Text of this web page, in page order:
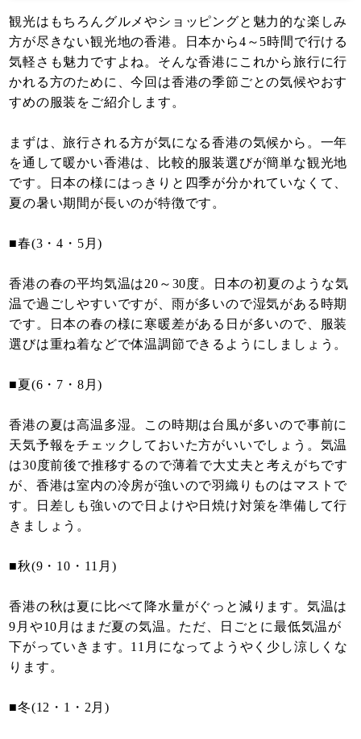
観光はもちろんグルメやショッピングと魅力的な楽しみ
方が尽きない観光地の香港。日本から4～5時間で行ける
気軽さも魅力ですよね。そんな香港にこれから旅行に行
かれる方のために、今回は香港の季節ごとの気候やおす
すめの服装をご紹介します。
まずは、旅行される方が気になる香港の気候から。一年
を通して暖かい香港は、比較的服装選びが簡単な観光地
です。日本の様にはっきりと四季が分かれていなくて、
夏の暑い期間が長いのが特徴です。
■春(3・4・5月)
香港の春の平均気温は20～30度。日本の初夏のような気
温で過ごしやすいですが、雨が多いので湿気がある時期
です。日本の春の様に寒暖差がある日が多いので、服装
選びは重ね着などで体温調節できるようにしましょう。
■夏(6・7・8月)
香港の夏は高温多湿。この時期は台風が多いので事前に
天気予報をチェックしておいた方がいいでしょう。気温
は30度前後で推移するので薄着で大丈夫と考えがちです
が、香港は室内の冷房が強いので羽織りものはマストで
す。日差しも強いので日よけや日焼け対策を準備して行
きましょう。
■秋(9・10・11月)
香港の秋は夏に比べて降水量がぐっと減ります。気温は
9月や10月はまだ夏の気温。ただ、日ごとに最低気温が
下がっていきます。11月になってようやく少し涼しくな
ります。
■冬(12・1・2月)